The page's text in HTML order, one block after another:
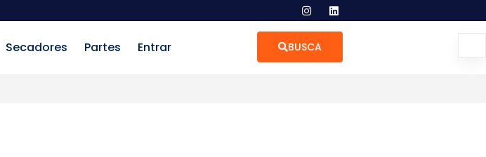
Secadores Partes Entrar BUSCA